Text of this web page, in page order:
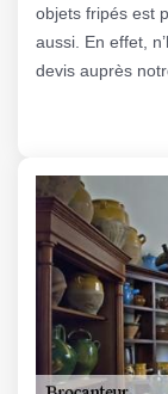
objets fripés est
aussi. En effet,
devis auprès